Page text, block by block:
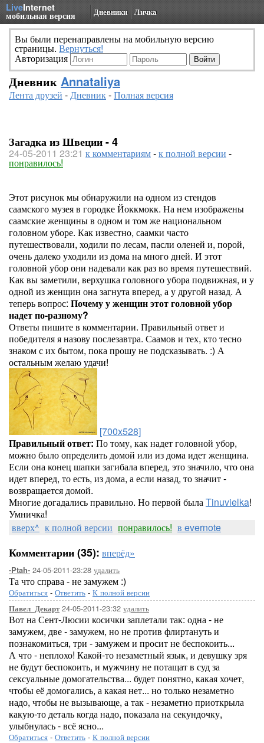
LiveInternet
мобильная версия Дневники Личка
Вы были перенаправлены на мобильную версию
страницы. Вернуться!
Авторизация
Дневник Annataliya
Лента друзей -Дневник-Полная версия
Загадка из Швеции - 4
24-05-2011 23:21 к комментариям-к полной версии -
понравилось!
Этот рисунок мы обнаружили на одном из стендов
саамского музея в городке Йоккмокк. На нем изображены
саамские женщины в одном и том же национальном
головном уборе. Как известно, саамки часто
путешествовали, ходили по лесам, пасли оленей и, порой,
очень далеко уходили из дома на много дней. И этот
головной убор они надевали как раз во время путешествий.
Как вы заметили, верхушка головного убора подвижная, и у
одной из женщин она загнута вперед, а у другой назад. А
теперь вопрос: Почему у женщин этот головной убор
надет по-разному?
Ответы пишите в комментарии. Правильный ответ и
победителя я назову послезавтра. Саамов и тех, кто тесно
знаком с их бытом, пока прошу не подсказывать. :) А
остальным желаю удачи!
[700x528]
Правильный ответ: По тому, как надет головной убор,
можно было определить домой или из дома идет женщина.
Если она конец шапки загибала вперед, это значило, что она
идет вперед, то есть, из дома, а если назад, то значит -
возвращается домой.
Многие догадались правильно. Но первой былаTinuvielka!
Умничка!
вверх^ к полной версии понравилось! в evernote
Комментарии (35): вперёд»
-Ptah- 24-05-2011-23:28 удалить
Та что справа - не замужем :)
Обратиться - Ответить - К полной версии
Павел_Декарт24-05-2011-23:32 удалить
Вот на Сент-Люсии косички заплетали так: одна - не
замужем, две - замужем, но не против флиртануть и
познакомиться, три - замужем и просит не беспокоить...
А что - неплохо! Какой-то незаметный язык, и девушку зря
не будут беспокоить, и мужчину не потащат в суд за
сексуальные домогательства... будет понятно, какая хочет,
чтобы её домогались, а какая нет... но только незаметно
надо, чтобы не вызывающе, а так - незаметно приоткрыла
какую-то деталь когда надо, показала на секундочку,
улыбнулась - всё ясно...
Обратиться - Ответить - К полной версии